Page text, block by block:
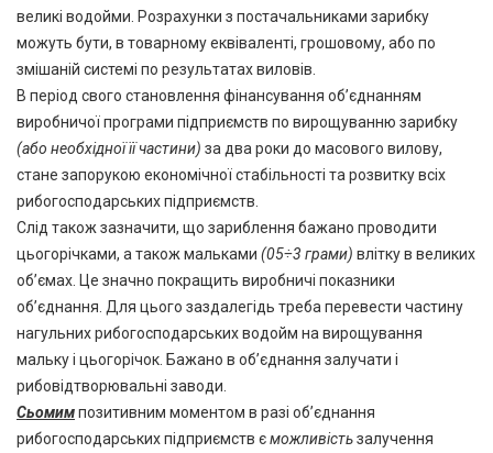
великі водойми. Розрахунки з постачальниками зарибку
можуть бути, в товарному еквіваленті, грошовому, або по
змішаній системі по результатах виловів.
В період свого становлення фінансування об’єднанням
виробничої програми підприємств по вирощуванню зарибку
(або необхідної її частини) за два роки до масового вилову,
стане запорукою економічної стабільності та розвитку всіх
рибогосподарських підприємств.
Слід також зазначити, що зариблення бажано проводити
цьогорічками, а також мальками (05÷3 грами) влітку в великих
об’ємах. Це значно покращить виробничі показники
об’єднання. Для цього заздалегідь треба перевести частину
нагульних рибогосподарських водойм на вирощування
мальку і цьогорічок. Бажано в об’єднання залучати і
рибовідтворювальні заводи.
Сьомимпозитивним моментом в разі об’єднання
рибогосподарських підприємств єможливістьзалучення